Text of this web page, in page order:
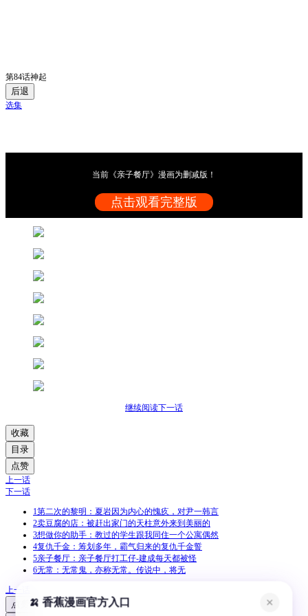
第84话神起
后退
选集
当前《亲子餐厅》漫画为删减版！
点击观看完整版
继续阅读下一话
收藏
目录
点赞
上一话
下一话
1第二次的黎明：夏岩因为内心的愧疚，对尹一韩言
2卖豆腐的店：被赶出家门的天柱意外来到美丽的
3想做你的助手：教过的学生跟我同住一个公寓偶然
4复仇千金：筹划多年，霸气归来的复仇千金誓
5亲子餐厅：亲子餐厅打工仔-建成每天都被怪
6无常：无常鬼，亦称无常。传说中，将无
上一话
点赞
🍌 香蕉漫画官方入口 ✕